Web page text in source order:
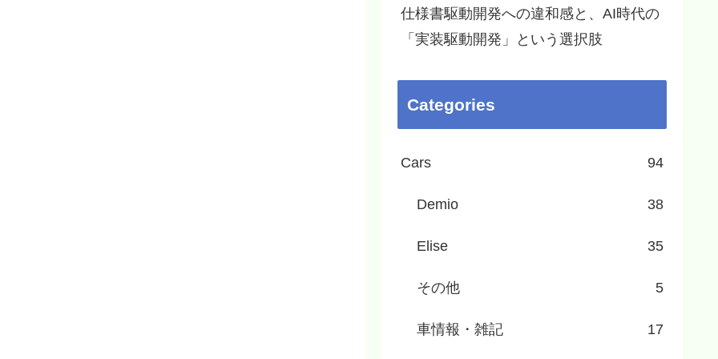
仕様書駆動開発への違和感と、AI時代の
「実装駆動開発」という選択肢
Categories
Cars 94
Demio 38
Elise 35
その他 5
車情報・雑記 17